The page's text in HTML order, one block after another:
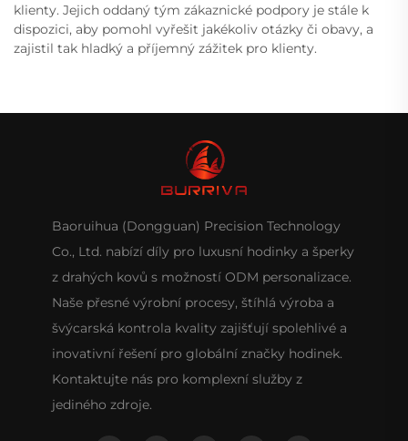
klienty. Jejich oddaný tým zákaznické podpory je stále k
dispozici, aby pomohl vyřešit jakékoliv otázky či obavy, a
zajistil tak hladký a příjemný zážitek pro klienty.
Baoruihua (Dongguan) Precision Technology
Co., Ltd. nabízí díly pro luxusní hodinky a šperky
z drahých kovů s možností ODM personalizace.
Naše přesné výrobní procesy, štíhlá výroba a
švýcarská kontrola kvality zajišťují spolehlivé a
inovativní řešení pro globální značky hodinek.
Kontaktujte nás pro komplexní služby z
jediného zdroje.